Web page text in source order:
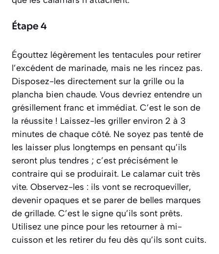
Étape 4
Égouttez légèrement les tentacules pour retirer
l’excédent de marinade, mais ne les rincez pas.
Disposez-les directement sur la grille ou la
plancha bien chaude. Vous devriez entendre un
grésillement franc et immédiat. C’est le son de
la réussite ! Laissez-les griller environ 2 à 3
minutes de chaque côté. Ne soyez pas tenté de
les laisser plus longtemps en pensant qu’ils
seront plus tendres ; c’est précisément le
contraire qui se produirait. Le calamar cuit très
vite. Observez-les : ils vont se recroqueviller,
devenir opaques et se parer de belles marques
de grillade. C’est le signe qu’ils sont prêts.
Utilisez une pince pour les retourner à mi-
cuisson et les retirer du feu dès qu’ils sont cuits.